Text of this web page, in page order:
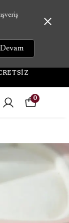
Devam
0